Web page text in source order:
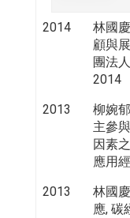
2014
林國
顧與
團法
2014
2013
柳婉
主參
因素
應用
2013
林國
應, 碳